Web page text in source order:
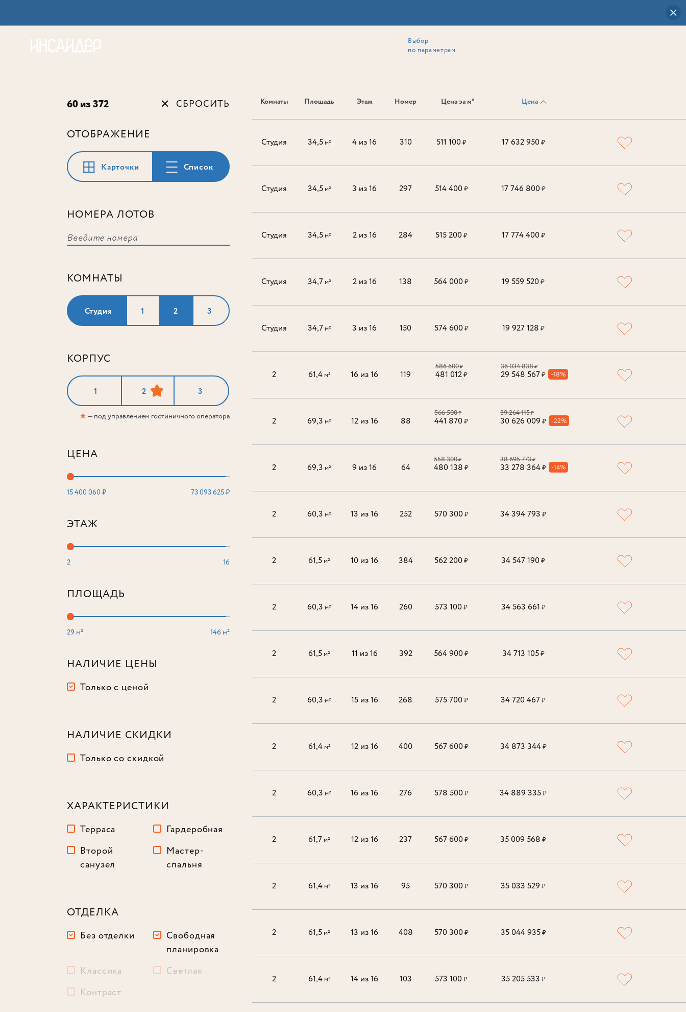
Выбор
по параметрам
60 из 372 СБРОСИТЬ
ОТОБРАЖЕНИЕ
Карточки Список
НОМЕРА ЛОТОВ
КОМНАТЫ
Студия 1 2 3
КОРПУС
1 2 3
★— под управлением гостиничного оператора
ЦЕНА
15 400 060 ₽ 73 093 625 ₽
ЭТАЖ
2 16
ПЛОЩАДЬ
29 м² 146 м²
НАЛИЧИЕ ЦЕНЫ
Только с ценой
НАЛИЧИЕ СКИДКИ
Только со скидкой
ХАРАКТЕРИСТИКИ
Терраса
Гардеробная
Второй
санузел
Мастер-
спальня
ОТДЕЛКА
Без отделки
Свободная
планировка
Классика
Светлая
Контраст
Комнаты Площадь Этаж Номер Цена за м² Цена
Студия 34,5м² 4 из 16 310 511 100₽ 17 632 950₽
Студия 34,5м² 3 из 16 297 514 400₽ 17 746 800₽
Студия 34,5м² 2 из 16 284 515 200₽ 17 774 400₽
Студия 34,7м² 2 из 16 138 564 000₽ 19 559 520₽
Студия 34,7м² 3 из 16 150 574 600₽ 19 927 128 ₽
2 61,4м² 16 из 16 119
586 600₽
481 012₽
36 034 838₽
29 548 567₽ -18%
2 69,3 м² 12 из 16 88
566 500₽
441 870₽
39 264 115₽
30 626 009 ₽ -22%
2 69,3 м² 9 из 16 64
558 300₽
480 138 ₽
38 695 773₽
33 278 364₽ -14%
2 60,3 м² 13 из 16 252 570 300₽ 34 394 793 ₽
2 61,5 м² 10 из 16 384 562 200₽ 34 547 190₽
2 60,3 м² 14 из 16 260 573 100₽ 34 563 661 ₽
2 61,5 м² 11 из 16 392 564 900₽ 34 713 105₽
2 60,3 м² 15 из 16 268 575 700₽ 34 720 467₽
2 61,4м² 12 из 16 400 567 600₽ 34 873 344₽
2 60,3 м² 16 из 16 276 578 500₽ 34 889 335₽
2 61,7 м² 12 из 16 237 567 600₽ 35 009 568 ₽
2 61,4м² 13 из 16 95 570 300₽ 35 033 529 ₽
2 61,5 м² 13 из 16 408 570 300₽ 35 044 935₽
2 61,4м² 14 из 16 103 573 100₽ 35 205 533 ₽